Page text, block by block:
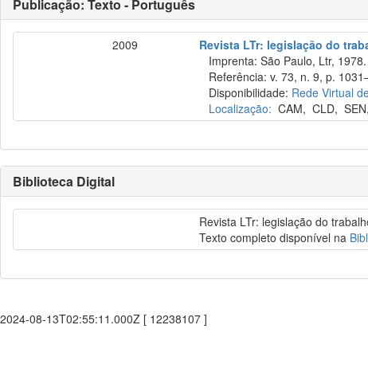
Publicação: Texto - Português
2009
Revista LTr: legislação do
Imprenta: São Paulo, Ltr, 1978.
Referência: v. 73, n. 9, p.
Disponibilidade: Rede Virtual
Localização: CAM,CLD,SEN
Biblioteca Digital
Revista LTr: legislação do
Texto completo disponível na
2024-08-13T02:55:11.000Z [ 12238107 ]